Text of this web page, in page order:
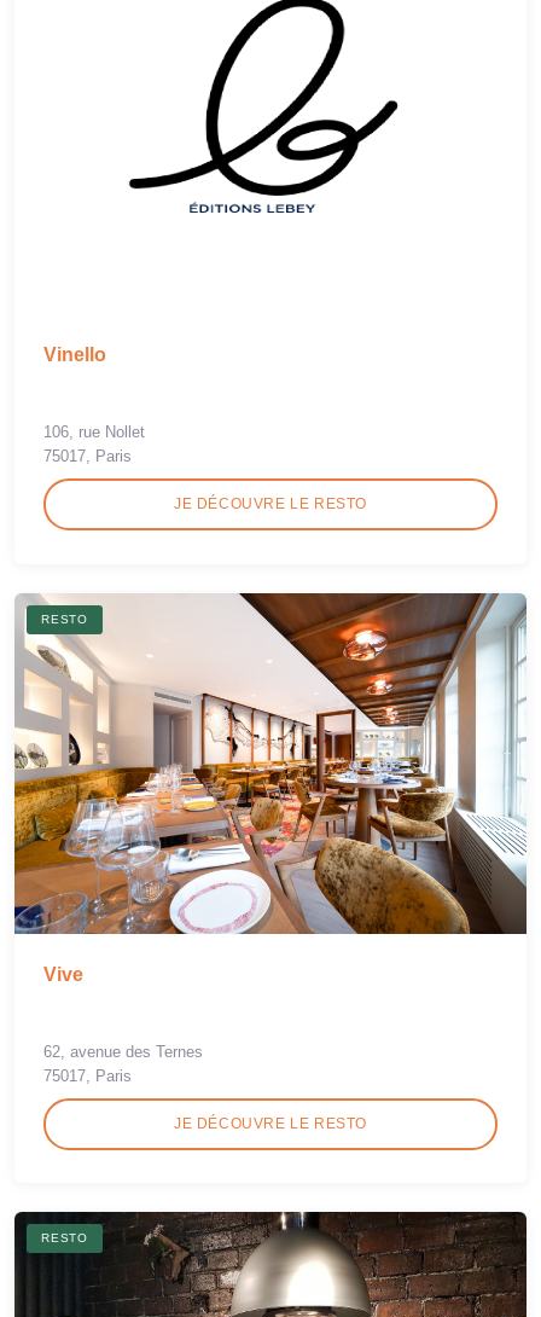
Vinello
106, rue Nollet
75017, Paris
JE DÉCOUVRE LE RESTO
RESTO
Vive
62, avenue des Ternes
75017, Paris
JE DÉCOUVRE LE RESTO
RESTO